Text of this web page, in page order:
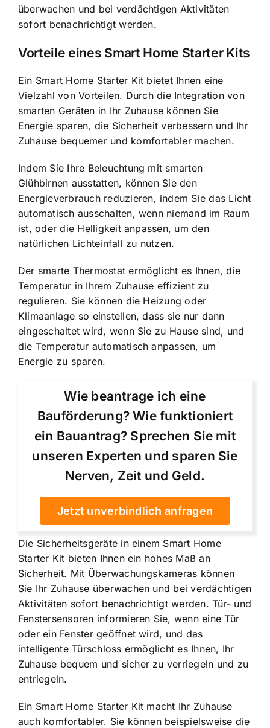
überwachen und bei verdächtigen Aktivitäten
sofort benachrichtigt werden.
Vorteile eines Smart Home Starter Kits
Ein Smart Home Starter Kit bietet Ihnen eine
Vielzahl von Vorteilen. Durch die Integration von
smarten Geräten in Ihr Zuhause können Sie
Energie sparen, die Sicherheit verbessern und Ihr
Zuhause bequemer und komfortabler machen.
Indem Sie Ihre Beleuchtung mit smarten
Glühbirnen ausstatten, können Sie den
Energieverbrauch reduzieren, indem Sie das Licht
automatisch ausschalten, wenn niemand im Raum
ist, oder die Helligkeit anpassen, um den
natürlichen Lichteinfall zu nutzen.
Der smarte Thermostat ermöglicht es Ihnen, die
Temperatur in Ihrem Zuhause effizient zu
regulieren. Sie können die Heizung oder
Klimaanlage so einstellen, dass sie nur dann
eingeschaltet wird, wenn Sie zu Hause sind, und
die Temperatur automatisch anpassen, um
Energie zu sparen.
Wie beantrage ich eine
Bauförderung? Wie funktioniert
ein Bauantrag? Sprechen Sie mit
unseren Experten und sparen Sie
Nerven, Zeit und Geld.
Jetzt unverbindlich anfragen
Die Sicherheitsgeräte in einem Smart Home
Starter Kit bieten Ihnen ein hohes Maß an
Sicherheit. Mit Überwachungskameras können
Sie Ihr Zuhause überwachen und bei verdächtigen
Aktivitäten sofort benachrichtigt werden. Tür- und
Fenstersensoren informieren Sie, wenn eine Tür
oder ein Fenster geöffnet wird, und das
intelligente Türschloss ermöglicht es Ihnen, Ihr
Zuhause bequem und sicher zu verriegeln und zu
entriegeln.
Ein Smart Home Starter Kit macht Ihr Zuhause
auch komfortabler. Sie können beispielsweise die